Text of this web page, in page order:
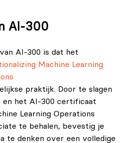
AI‑300
AI‑300 is dat het
Machine Learning
praktijk. Door te slagen
en het AI-300 certificaat
Learning Operations
te behalen, bevestig je
te denken over een volledige